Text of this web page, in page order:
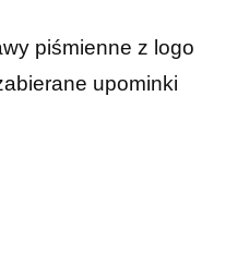
piśmienne z logo
upominki